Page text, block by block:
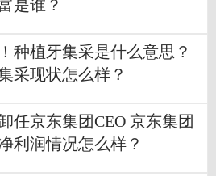
是谁？
种植牙集采是什么意思？
采现状怎么样？
任京东集团CEO 京东集团
利润情况怎么样？